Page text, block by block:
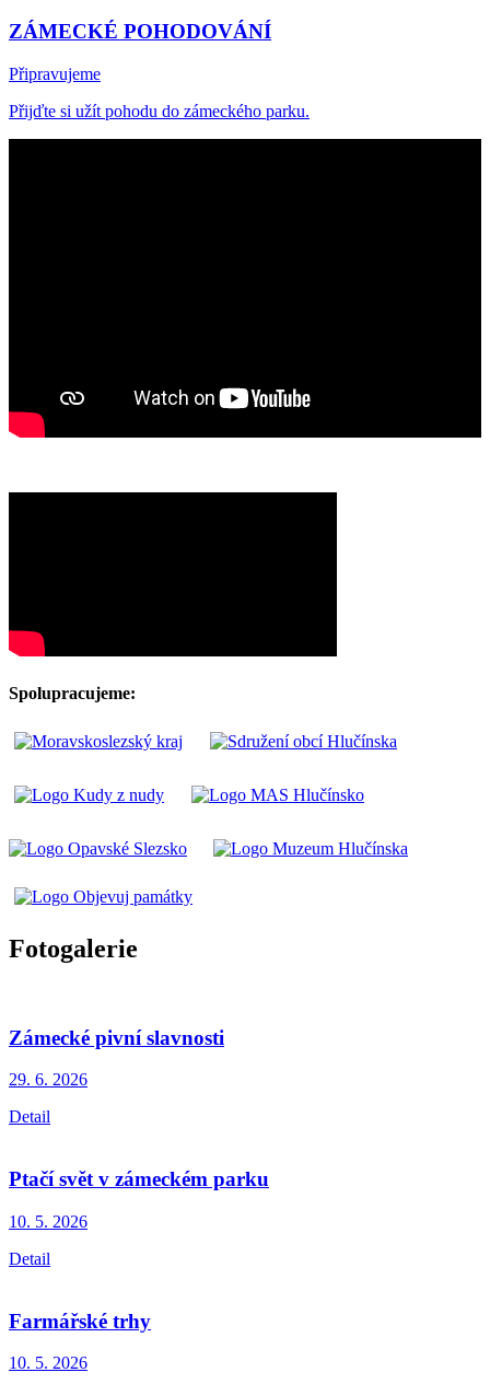
ZÁMECKÉ POHODOVÁNÍ
Připravujeme
Přijďte si užít pohodu do zámeckého parku.
Spolupracujeme:
Fotogalerie
Zámecké pivní slavnosti
29. 6. 2026
Detail
Ptačí svět v zámeckém parku
10. 5. 2026
Detail
Farmářské trhy
10. 5. 2026